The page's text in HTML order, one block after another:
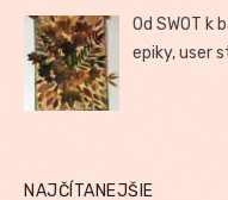
Od SWOT k
epiky, user
NAJČÍTANEJŠIE